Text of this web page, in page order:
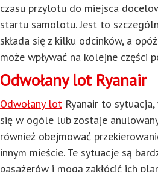
czasu przylotu do miejsca
startu samolotu. Jest to
składa się z kilku odcinków, a
może wpływać na kolejne części
Odwołany lot Ryanair
Odwołany lot Ryanair to
się w ogóle lub zostaje
również obejmować
innym mieście. Te sytuacje są
pasażerów i mogą zakłócić ich